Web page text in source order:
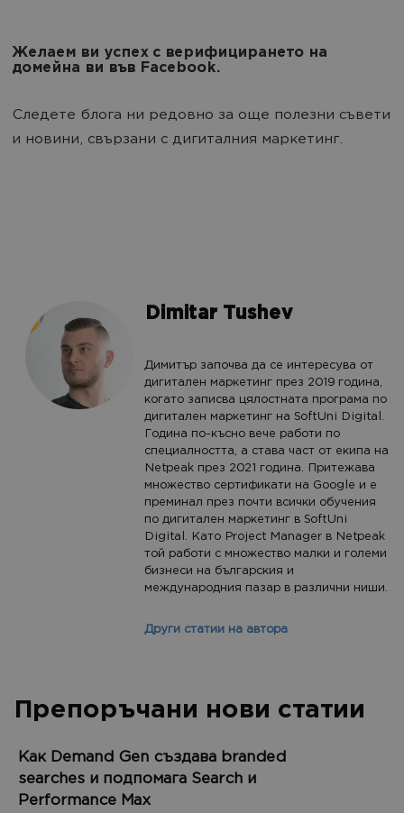
Желаем ви успех с верифицирането на
домейна ви във Facebook.
Следете блога ни редовно за още полезни съвети
и новини, свързани с дигиталния маркетинг.
Dimitar Tushev
Димитър започва да се интересува от
дигитален маркетинг през 2019 година,
когато записва цялостната програма по
дигитален маркетинг на SoftUni Digital.
Година по-късно вече работи по
специалността, а става част от екипа на
Netpeak през 2021 година. Притежава
множество сертификати на Google и е
преминал през почти всички обучения
по дигитален маркетинг в SoftUni
Digital. Като Project Manager в Netpeak
той работи с множество малки и големи
бизнеси на българския и
международния пазар в различни ниши.
Други статии на автора
Препоръчани нови статии
Как Demand Gen създава branded
searches и подпомага Search и
Performance Max